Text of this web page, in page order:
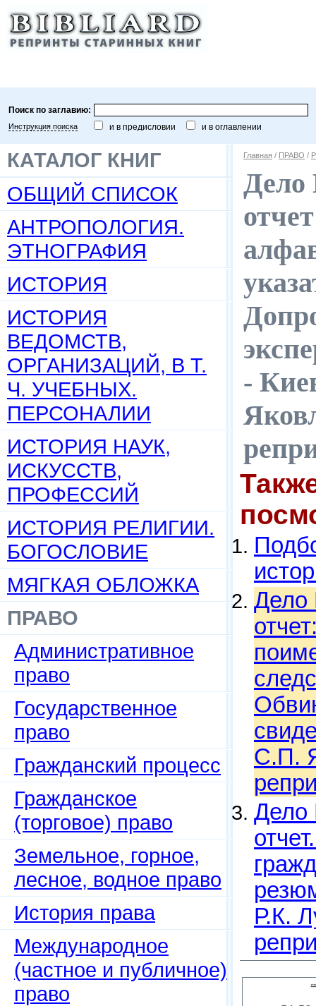
Поиск по заглавию:
Инструкция поиска и в предисловии и в оглавлении
КАТАЛОГ КНИГ
ОБЩИЙ СПИСОК
АНТРОПОЛОГИЯ.
ЭТНОГРАФИЯ
ИСТОРИЯ
ИСТОРИЯ
ВЕДОМСТВ,
ОРГАНИЗАЦИЙ, В Т.
Ч. УЧЕБНЫХ.
ПЕРСОНАЛИИ
ИСТОРИЯ НАУК,
ИСКУССТВ,
ПРОФЕССИЙ
ИСТОРИЯ РЕЛИГИИ.
БОГОСЛОВИЕ
МЯГКАЯ ОБЛОЖКА
ПРАВО
Административное
право
Государственное
право
Гражданский процесс
Гражданское
(торговое) право
Земельное, горное,
лесное, водное право
История права
Международное
(частное и публичное)
право
Главная / ПРАВО /
Дело
-
Дело
С.П.
Дело
Р.К.